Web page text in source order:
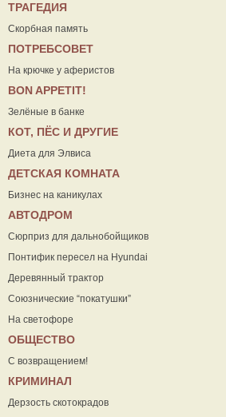
ТРАГЕДИЯ
Скорбная память
ПОТРЕБСОВЕТ
На крючке у аферистов
ВON APPETIT!
Зелёные в банке
КОТ, ПЁС И ДРУГИЕ
Диета для Элвиса
ДЕТСКАЯ КОМНАТА
Бизнес на каникулах
АВТОДРОМ
Сюрприз для дальнобойщиков
Понтифик пересел на Hyundai
Деревянный трактор
Союзнические “покатушки”
На светофоре
ОБЩЕСТВО
С возвращением!
КРИМИНАЛ
Дерзость скотокрадов